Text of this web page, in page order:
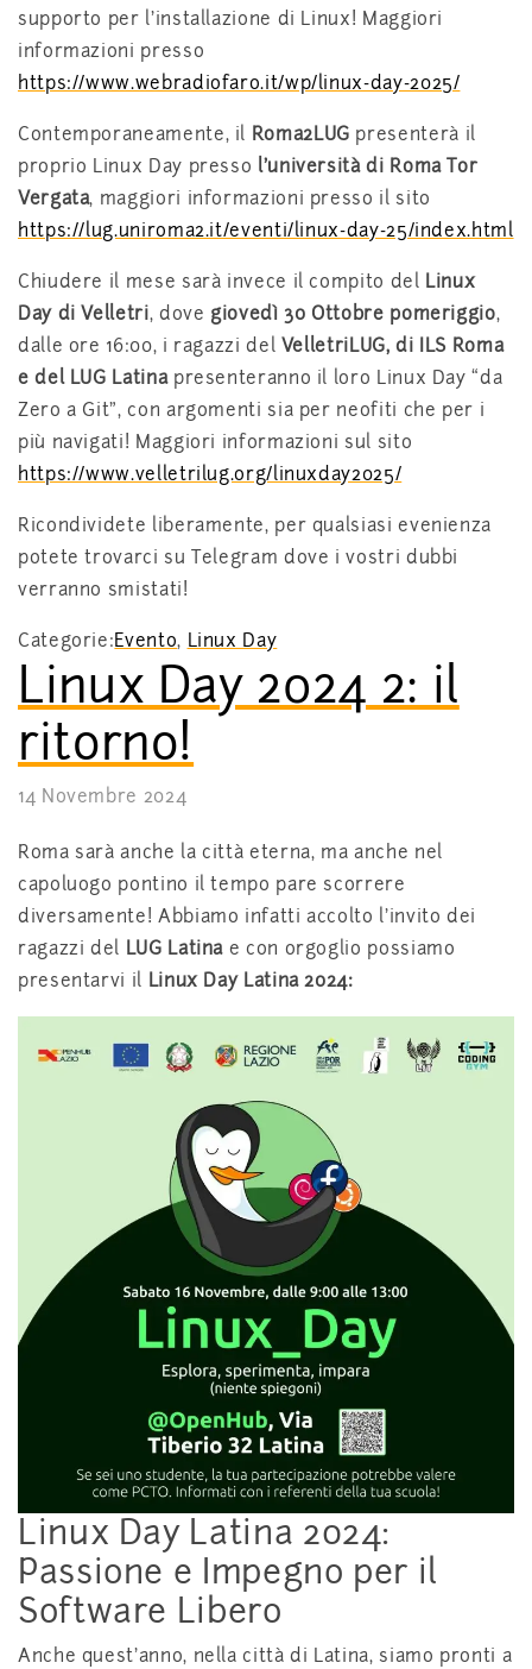
supporto per l’installazione di Linux! Maggiori
informazioni presso
https://www.webradiofaro.it/wp/linux-day-2025/
Contemporaneamente, il Roma2LUG presenterà il
proprio Linux Day presso l’università di Roma Tor
Vergata, maggiori informazioni presso il sito
https://lug.uniroma2.it/eventi/linux-day-25/index.html
Chiudere il mese sarà invece il compito del Linux
Day di Velletri, dove giovedì 30 Ottobre pomeriggio,
dalle ore 16:00, i ragazzi del VelletriLUG, di ILS Roma
e del LUG Latinapresenteranno il loro Linux Day “da
Zero a Git”, con argomenti sia per neofiti che per i
più navigati! Maggiori informazioni sul sito
https://www.velletrilug.org/linuxday2025/
Ricondividete liberamente, per qualsiasi evenienza
potete trovarci su Telegram dove i vostri dubbi
verranno smistati!
Categorie:Evento, Linux Day
Linux Day 2024 2: il
ritorno!
14 Novembre 2024
Roma sarà anche la città eterna, ma anche nel
capoluogo pontino il tempo pare scorrere
diversamente! Abbiamo infatti accolto l’invito dei
ragazzi del LUG Latina e con orgoglio possiamo
presentarvi il Linux Day Latina 2024:
Linux Day Latina 2024:
Passione e Impegno per il
Software Libero
Anche quest’anno, nella città di Latina, siamo pronti a